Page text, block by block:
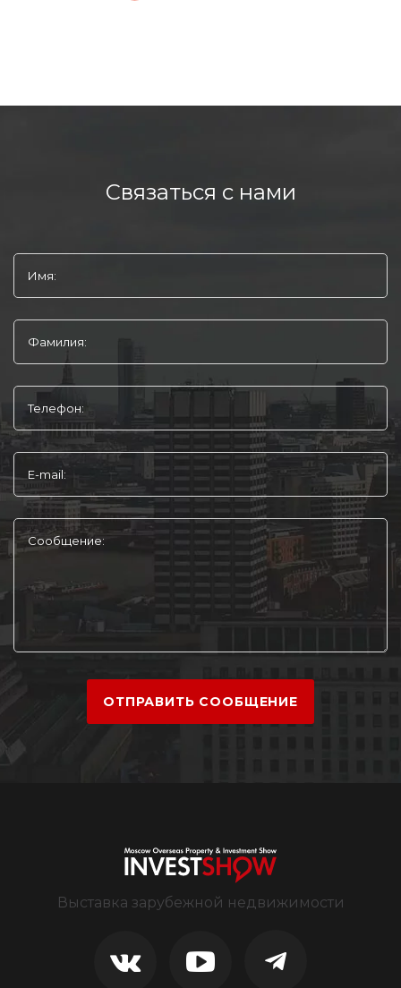
Связаться с нами
Имя:
Фамилия:
Телефон:
E-mail:
Сообщение:
ОТПРАВИТЬ СООБЩЕНИЕ
Выставка зарубежной недвижимости